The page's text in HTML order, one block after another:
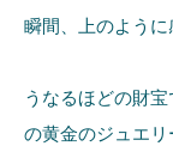
瞬間、上のように
うなるほどの財
の黄金のジュエ